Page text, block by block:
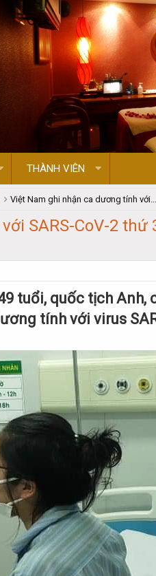
THÀNH VIÊN
Việt Nam ghi nhận ca dương tính với...
SARS-CoV-2 thứ
tuổi, quốc tịch
tính với virus